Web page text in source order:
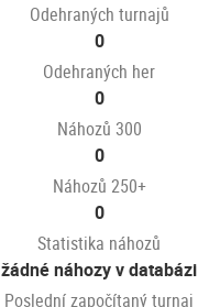
Odehraných turnajů
0
Odehraných her
0
Náhozů 300
0
Náhozů 250+
0
Statistika náhozů
žádné náhozy v databázi
Poslední započítaný turnaj